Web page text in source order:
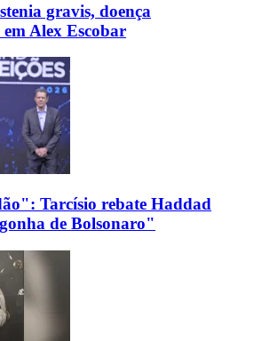
gravis, doença
Alex Escobar
Tarcísio rebate Haddad
de Bolsonaro"